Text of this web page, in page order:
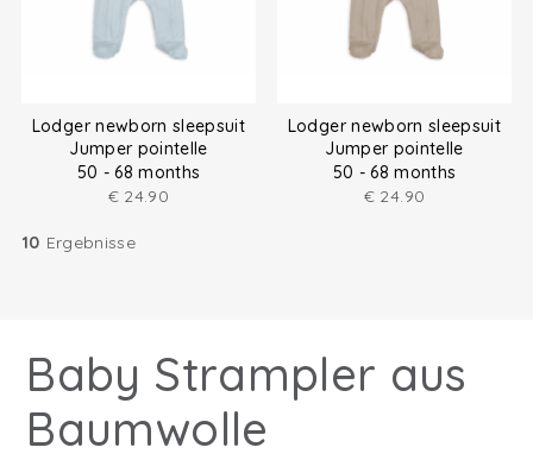
Lodger newborn sleepsuit
Jumper pointelle
50 - 68 months
€ 24.90
Lodger newborn sleepsuit
Jumper pointelle
50 - 68 months
€ 24.90
10 Ergebnisse
Baby Strampler aus
Baumwolle